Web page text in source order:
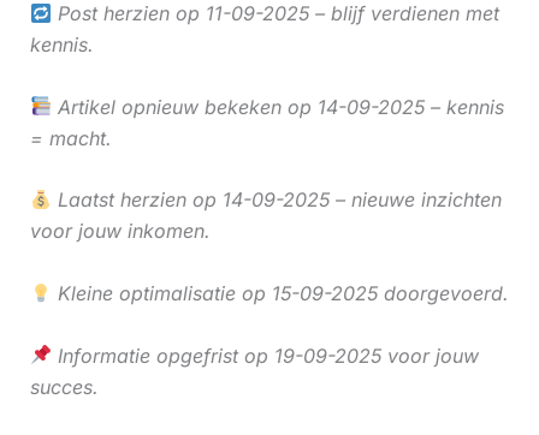
Post herzien op 11-09-2025 – blijf verdienen met
kennis.
Artikel opnieuw bekeken op 14-09-2025 – kennis
= macht.
Laatst herzien op 14-09-2025 – nieuwe inzichten
voor jouw inkomen.
Kleine optimalisatie op 15-09-2025 doorgevoerd.
Informatie opgefrist op 19-09-2025 voor jouw
succes.